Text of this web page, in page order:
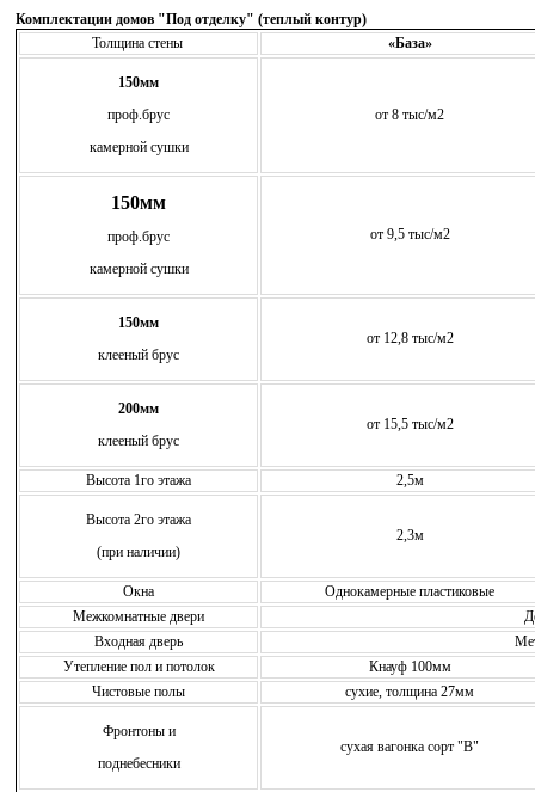
Комплектации домов "Под отделку" (теплый контур)
Толщина стены
«База»
150мм
проф.брус
камерной сушки
от 8 тыс/м2
150мм
проф.брус
камерной сушки
от 9,5 тыс/м2
150мм
клееный брус
от 12,8 тыс/м2
200мм
клееный брус
от 15,5 тыс/м2
Высота 1го этажа 2,5м
Высота 2го этажа
(при наличии)
2,3м
Окна
Однокамерные пластиковые
Межкомнатные двери
Входная дверь
Утепление пол и потолок
Кнауф 100мм
Чистовые полы
сухие, толщина 27мм
Фронтоны и
поднебесники
сухая вагонка сорт "В"